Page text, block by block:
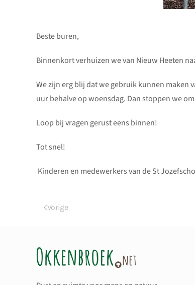
Beste buren,
Binnenkort verhuizen we van Nieuw Heeten
We zijn erg blij dat we gebruik kunnen maken
uur behalve op woensdag. Dan stoppen we
Loop bij vragen gerust eens binnen!
Tot snel!
Kinderen en medewerkers van de St
Vorige